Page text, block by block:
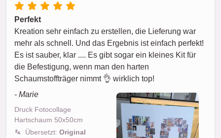
Perfekt
Kreation sehr einfach zu erstellen, die Lieferung war
mehr als schnell. Und das Ergebnis ist einfach perfekt!
Es ist sauber, klar .... Es gibt sogar ein kleines Kit für
die Befestigung, wenn man den harten
Schaumstoffträger nimmt 👌 wirklich top!
- Marie
Druck Fotocollage
Hartschaum 50x50cm
Übersetzt: Original